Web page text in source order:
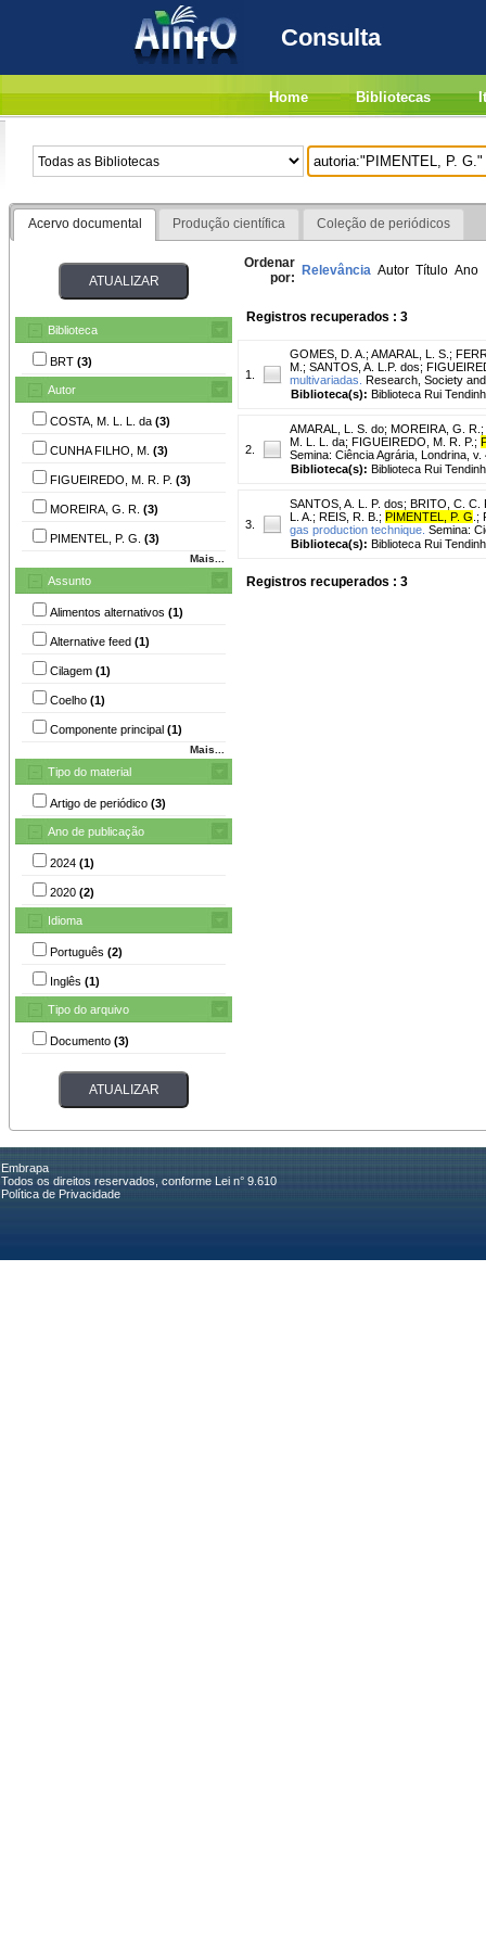
Consulta
Home Bibliotecas
Acervo documental Produção científica Coleção de periódicos
Biblioteca
BRT (3)
Autor
COSTA, M. L. L. da (3)
CUNHA FILHO, M. (3)
FIGUEIREDO, M. R. P. (3)
MOREIRA, G. R. (3)
PIMENTEL, P. G. (3)
Mais...
Assunto
Alimentos alternativos (1)
Alternative feed (1)
Cilagem (1)
Coelho (1)
Componente principal (1)
Mais...
Tipo do material
Artigo de periódico (3)
Ano de publicação
2024 (1)
2020 (2)
Idioma
Português (2)
Inglês (1)
Tipo do arquivo
Documento (3)
Ordenar
por: Relevância Autor Título Ano
Registros recuperados : 3
1.
GOMES, D. A. ; AMARAL, L. S. ;
M. ; SANTOS, A. L.P. dos;
multivariadas. Research, Society
Biblioteca(s): Biblioteca Rui
2.
AMARAL, L. S. do; MOREIRA, G. R. ;
M. L. L. da; FIGUEIREDO, M. R. P. ;
Semina: Ciência Agrária, Londrina,
Biblioteca(s): Biblioteca Rui
3.
SANTOS, A. L. P. dos; BRITO, C. C.
L. A. ; REIS, R. B. ; PIMENTEL, P. G ;
gas production technique. Semina:
Biblioteca(s): Biblioteca Rui
Registros recuperados : 3
Embrapa
Todos os direitos reservados, conforme Lei n° 9.610
Política de Privacidade